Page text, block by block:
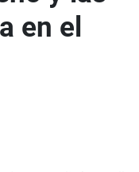
en el